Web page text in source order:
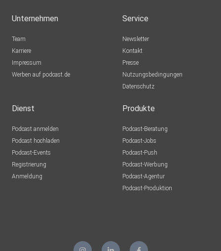
Unternehmen
Team
Karriere
Impressum
Werben auf podcast.de
Service
Newsletter
Kontakt
Presse
Nutzungsbedingungen
Datenschutz
Dienst
Podcast anmelden
Podcast hochladen
Podcast-Events
Registrierung
Anmeldung
Produkte
Podcast-Beratung
Podcast-Jobs
Podcast-Push
Podcast-Werbung
Podcast-Agentur
Podcast-Produktion